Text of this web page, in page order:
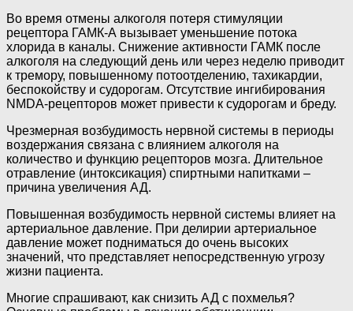
Во время отмены алкоголя потеря стимуляции
рецептора ГАМК-А вызывает уменьшение потока
хлорида в каналы. Снижение активности ГАМК после
алкоголя на следующий день или через неделю приводит
к тремору, повышенному потоотделению, тахикардии,
беспокойству и судорогам. Отсутствие ингибирования
NMDA-рецепторов может привести к судорогам и бреду.
Чрезмерная возбудимость нервной системы в периоды
воздержания связана с влиянием алкоголя на
количество и функцию рецепторов мозга. Длительное
отравление (интоксикация) спиртными напитками –
причина увеличения АД.
Повышенная возбудимость нервной системы влияет на
артериальное давление. При делирии артериальное
давление может подниматься до очень высоких
значений, что представляет непосредственную угрозу
жизни пациента.
Многие спрашивают, как снизить АД с похмелья?